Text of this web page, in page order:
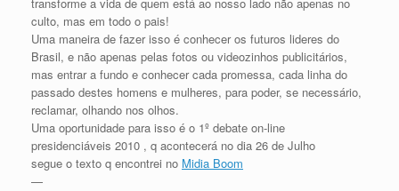
culto, mas em todo o pais!
Uma maneira de fazer isso é conhecer os futuros lideres do
Brasil, e não apenas pelas fotos ou videozinhos publicitários,
mas entrar a fundo e conhecer cada promessa, cada linha do
passado destes homens e mulheres, para poder, se necessário,
reclamar, olhando nos olhos.
Uma oportunidade para isso é o 1º debate on-line
presidenciáveis 2010 , q acontecerá no dia 26 de Julho
segue o texto q encontrei no Midia Boom
—